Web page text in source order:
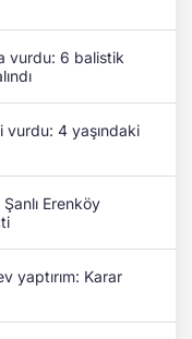
vurdu: 6 balistik
vurdu: 4 yaşındaki
Erenköy
yaptırım: Karar